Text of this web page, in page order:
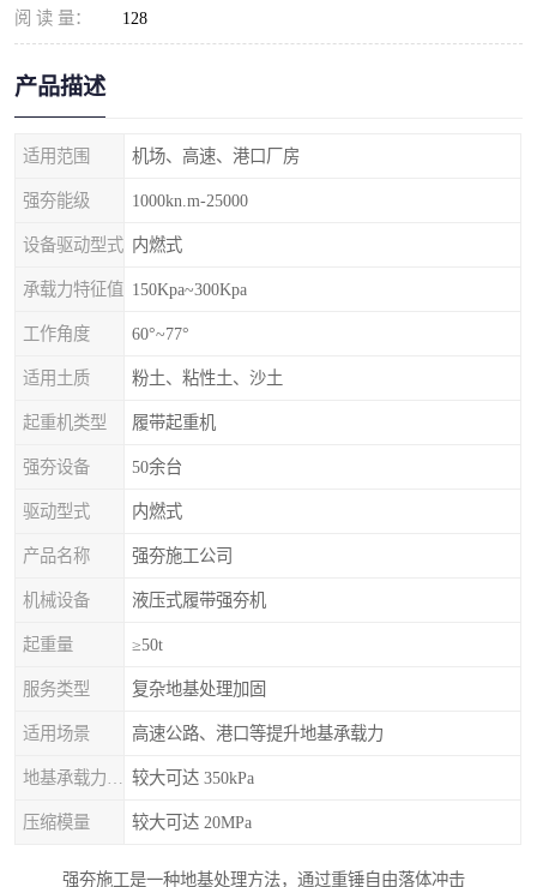
阅 读 量： 128
产品描述
适用范围 机场、高速、港口厂房
强夯能级 1000kn.m-25000
设备驱动型式 内燃式
承载力特征值 150Kpa~300Kpa
工作角度 60°~77°
适用土质 粉土、粘性土、沙土
起重机类型 履带起重机
强夯设备 50余台
驱动型式 内燃式
产品名称 强夯施工公司
机械设备 液压式履带强夯机
起重量 ≥50t
服务类型 复杂地基处理加固
适用场景 高速公路、港口等提升地基承载力
较大可达 350kPa
压缩模量 较大可达 20MPa
强夯施工是一种地基处理方法，通过重锤自由落体冲击